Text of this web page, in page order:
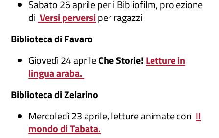
Sabato 26 aprile per i Bibliofilm, proiezione
di Versi perversiper ragazzi
Biblioteca di Favaro
Giovedì 24 aprileChe Storie!Letture in
lingua araba.
Biblioteca di Zelarino
Mercoledì 23 aprile, letture animate con Il
mondo di Tabata.